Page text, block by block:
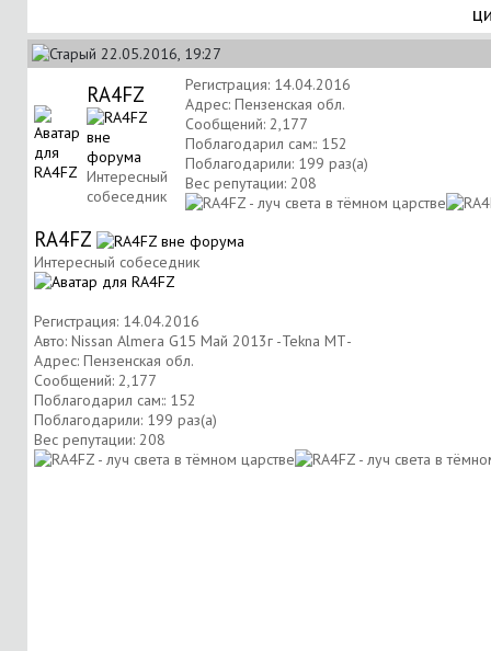
22.05.2016, 19:27
RA4FZ
Интересный
собеседник
Регистрация: 14.04.2016
Адрес: Пензенская обл.
Сообщений: 2,177
Поблагодарил сам:: 152
Поблагодарили: 199 раз(а)
Вес репутации: 208
RA4FZ
Интересный собеседник
Регистрация: 14.04.2016
Авто: Nissan Almera G15 Май 2013г -Tekna МТ-
Адрес: Пензенская обл.
Сообщений: 2,177
Поблагодарил сам:: 152
Поблагодарили: 199 раз(а)
Вес репутации: 208